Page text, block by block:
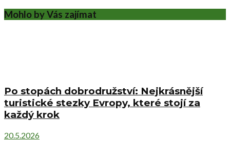
Mohlo by Vás zajímat
Po stopách dobrodružství: Nejkrásnější
turistické stezky Evropy, které stojí za
každý krok
20.5.2026